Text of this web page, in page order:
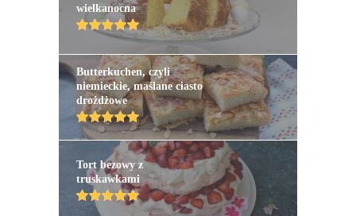
wielkanocna
Butterkuchen, czyli
niemieckie, maślane ciasto
drożdżowe
Tort bezowy z
truskawkami